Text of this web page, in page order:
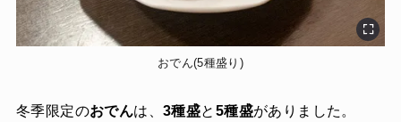
おでん(5種盛り)
冬季限定のおでんは、3種盛と 5種盛がありました。